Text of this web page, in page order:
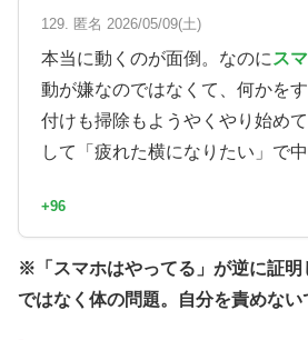
129. 匿名 2026/05/09(土)
本当に動くのが面倒。なのに ス
動が嫌なのではなくて、何かを
付けも掃除もようやくやり始め
して「疲れた横になりたい」で中
+96
※「スマホはやってる」が逆に証
ではなく体の問題。自分を責めない